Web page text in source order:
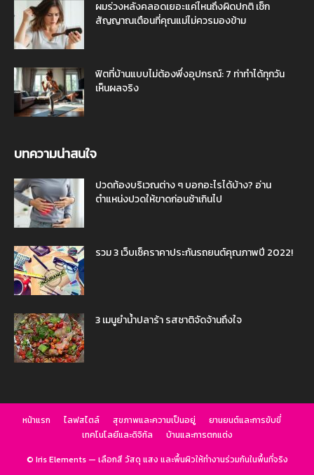
ผมร่วงหลังคลอดเยอะแค่ไหนถึงผิดปกติ เช็ก
สัญญาณเตือนที่คุณแม่ไม่ควรมองข้าม
ฟิตที่บ้านแบบไม่ต้องพึ่งอุปกรณ์: 7 ท่าทำได้ทุกวัน
เห็นผลจริง
บทความน่าสนใจ
ปวดท้องบริเวณต่าง ๆ บอกอะไรได้บ้าง? อ่าน
ตำแหน่งปวดให้ขาดก่อนช้าเกินไป
รวม 3 เว็บเช็คราคาประกันรถยนต์คุณภาพปี 2022!
3 เมนูยำน้ำปลาร้า รสชาติจัดจ้านถึงใจ
หน้าแรก ไลฟสไตล์ สุขภาพและความเป็นอยู่
ยานยนต์และการขับขี่
เทคโนโลยีและดิจิทัล
บ้านและการตกแต่ง
© Iris Elements — เลือกสี วัสดุ แสง และพื้นผิวให้ทำงานร่วมกันในพื้นที่จริง